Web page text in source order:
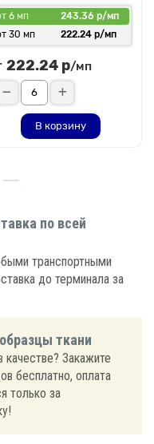
6 мп
243.36 р/мп
30 мп
222.24 р/мп
222.24 р/мп
В корзину
по всей
транспортными
до терминала за
ткани
качестве? Закажите
бесплатно, оплата
только за